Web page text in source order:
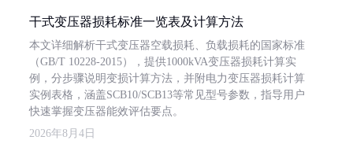
干式变压器损耗标准一览表及计算方法
本文详细解析干式变压器空载损耗、负载损耗的国家标准
（GB/T 10228-2015），提供1000kVA变压器损耗计算实
例，分步骤说明变损计算方法，并附电力变压器损耗计算
实例表格，涵盖SCB10/SCB13等常见型号参数，指导用户
快速掌握变压器能效评估要点。
2026年8月4日